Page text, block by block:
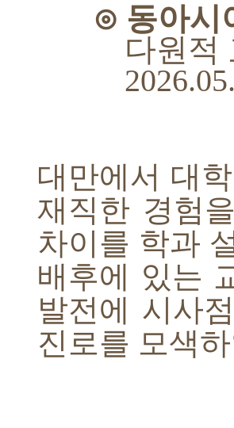
⊙ 동아시
다원적 교
대만에서 대
재직한 경험
차이를 학과
배후에 있는
발전에 시사
진로를 모색